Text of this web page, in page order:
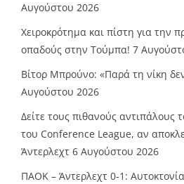
Αυγούστου 2026
Χειροκρότημα και πίστη για την
οπαδούς στην Τούμπα! 7
Βίτορ Μπρούνο: «Παρά τη νίκη
Αυγούστου 2026
Δείτε τους πιθανούς
του Conference League, αν
Άντερλεχτ 6 Αυγούστου 2026
ΠΑΟΚ – Άντερλεχτ 0-1: